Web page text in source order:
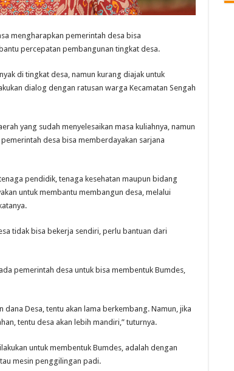
mengharapkan pemerintah desa bisa
percepatan pembangunan tingkat desa.
di tingkat desa, namun kurang diajak untuk
dialog dengan ratusan warga Kecamatan Sengah
yang sudah menyelesaikan masa kuliahnya, namun
desa bisa memberdayakan sarjana
pendidik, tenaga kesehatan maupun bidang
untuk membantu membangun desa, melalui
tidak bisa bekerja sendiri, perlu bantuan dari
pemerintah desa untuk bisa membentuk Bumdes,
dana Desa, tentu akan lama berkembang. Namun, jika
tentu desa akan lebih mandiri,” tuturnya.
untuk membentuk Bumdes, adalah dengan
mesin penggilingan padi.